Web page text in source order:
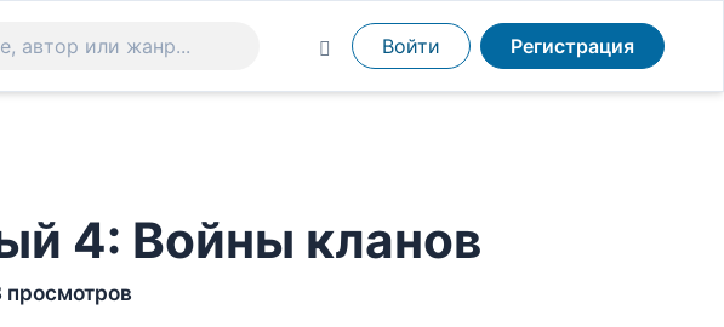
Войти Регистрация
4: Войны кланов
просмотров